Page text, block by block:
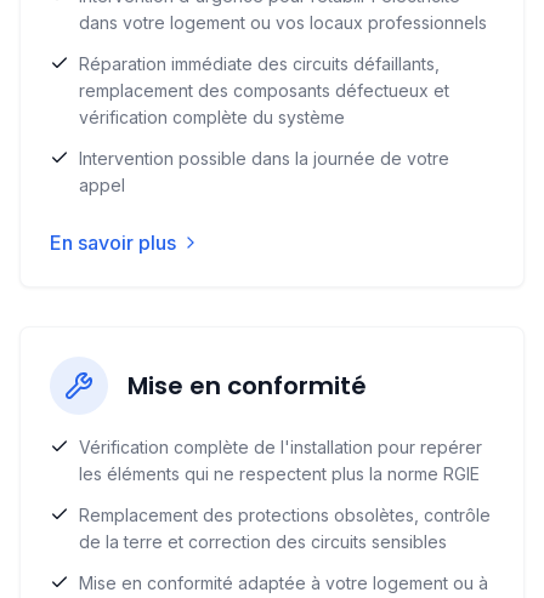
dans votre logement ou vos locaux professionnels
Réparation immédiate des circuits défaillants,
remplacement des composants défectueux et
vérification complète du système
Intervention possible dans la journée de votre
appel
En savoir plus
Mise en conformité
Vérification complète de l'installation pour repérer
les éléments qui ne respectent plus la norme RGIE
Remplacement des protections obsolètes, contrôle
de la terre et correction des circuits sensibles
Mise en conformité adaptée à votre logement ou à